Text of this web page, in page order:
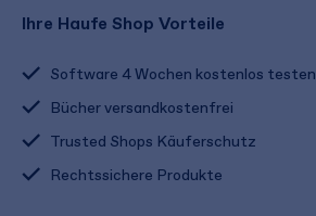
Ihre Haufe Shop Vorteile
Software 4 Wochen kostenlos testen
Bücher versandkostenfrei
Trusted Shops Käuferschutz
Rechtssichere Produkte